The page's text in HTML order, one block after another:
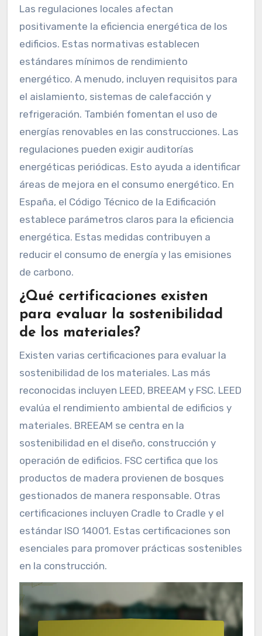
Las regulaciones locales afectan
positivamente la eficiencia energética de los
edificios. Estas normativas establecen
estándares mínimos de rendimiento
energético. A menudo, incluyen requisitos para
el aislamiento, sistemas de calefacción y
refrigeración. También fomentan el uso de
energías renovables en las construcciones. Las
regulaciones pueden exigir auditorías
energéticas periódicas. Esto ayuda a identificar
áreas de mejora en el consumo energético. En
España, el Código Técnico de la Edificación
establece parámetros claros para la eficiencia
energética. Estas medidas contribuyen a
reducir el consumo de energía y las emisiones
de carbono.
¿Qué certificaciones existen
para evaluar la sostenibilidad
de los materiales?
Existen varias certificaciones para evaluar la
sostenibilidad de los materiales. Las más
reconocidas incluyen LEED, BREEAM y FSC. LEED
evalúa el rendimiento ambiental de edificios y
materiales. BREEAM se centra en la
sostenibilidad en el diseño, construcción y
operación de edificios. FSC certifica que los
productos de madera provienen de bosques
gestionados de manera responsable. Otras
certificaciones incluyen Cradle to Cradle y el
estándar ISO 14001. Estas certificaciones son
esenciales para promover prácticas sostenibles
en la construcción.